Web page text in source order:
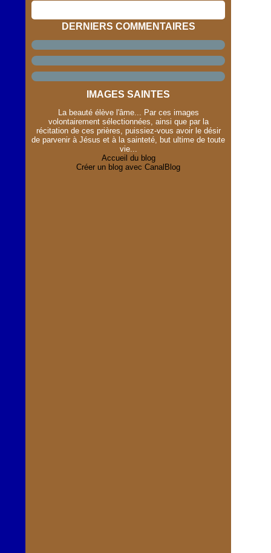
DERNIERS COMMENTAIRES
IMAGES SAINTES
La beauté élève l'âme... Par ces images
volontairement sélectionnées, ainsi que par la
récitation de ces prières, puissiez-vous avoir le désir
de parvenir à Jésus et à la sainteté, but ultime de toute
vie...
Accueil du blog
Créer un blog avec CanalBlog